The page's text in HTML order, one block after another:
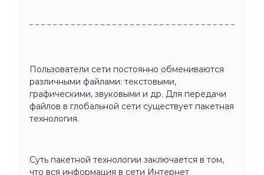
Пользователи сети постоянно обмениваются
различными файлами: текстовыми,
графическими, звуковыми и др. Для передачи
файлов в глобальной сети существует пакетная
технология.
Суть пакетной технологии заключается в том,
что вся информация в сети Интернет